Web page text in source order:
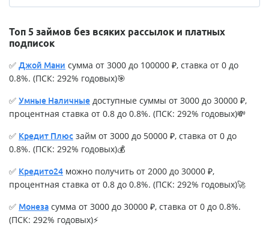
Топ 5 займов без всяких рассылок и платных
подписок
✅ Джой Мани сумма от 3000 до 100000 ₽, ставка от 0 до
0.8%. (ПСК: 292% годовых)🎯
✅ Умные Наличные доступные суммы от 3000 до 30000 ₽,
процентная ставка от 0.8 до 0.8%. (ПСК: 292% годовых)💸
✅ Кредит Плюс займ от 3000 до 50000 ₽, ставка от 0 до
0.8%. (ПСК: 292% годовых)💰
✅ Кредито24 можно получить от 2000 до 30000 ₽,
процентная ставка от 0.8 до 0.8%. (ПСК: 292% годовых)🚀
✅ Монеза сумма от 3000 до 30000 ₽, ставка от 0 до 0.8%.
(ПСК: 292% годовых)⚡